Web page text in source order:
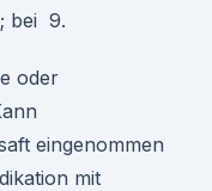
bei 9.
oder
eingenommen
mit